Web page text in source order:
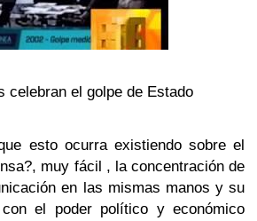
celebran el golpe de Estado
esto ocurra existiendo sobre el
muy fácil , la concentración de
en las mismas manos y su
el poder político y económico